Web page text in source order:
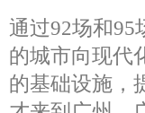
通过92场和95
的城市向现代
的基础设施，